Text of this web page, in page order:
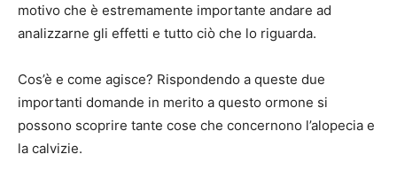
motivo che è estremamente importante andare ad
analizzarne gli effetti e tutto ciò che lo riguarda.
Cos’è e come agisce? Rispondendo a queste due
importanti domande in merito a questo ormone si
possono scoprire tante cose che concernono l’alopecia e
la calvizie.